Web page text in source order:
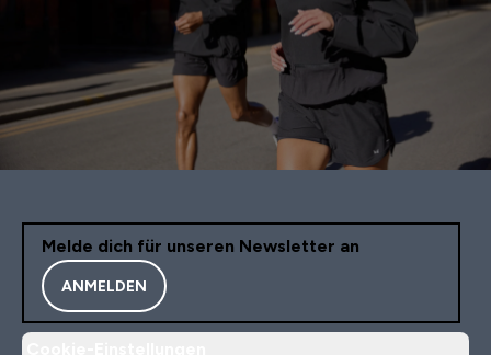
Melde dich für unseren Newsletter an
ANMELDEN